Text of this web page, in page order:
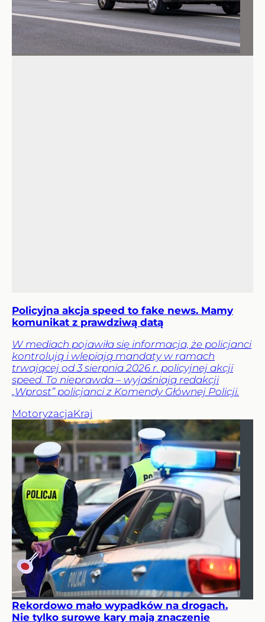
Policyjna akcja speed to fake news. Mamy
komunikat z prawdziwą datą
W mediach pojawiła się informacja, że policjanci
kontrolują i wlepiają mandaty w ramach
trwającej od 3 sierpnia 2026 r. policyjnej akcji
speed. To nieprawda – wyjaśniają redakcji
„Wprost” policjanci z Komendy Głównej Policji.
MotoryzacjaKraj
Rekordowo mało wypadków na drogach.
Nie tylko surowe kary mają znaczenie